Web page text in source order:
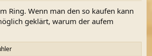
Ring. Wenn man den so kaufen kann
geklärt, warum der aufem